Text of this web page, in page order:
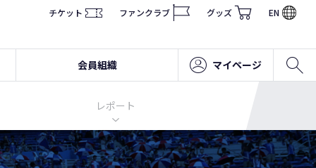
チケット ファンクラブ グッズ EN
会員組織 マイページ
レポート